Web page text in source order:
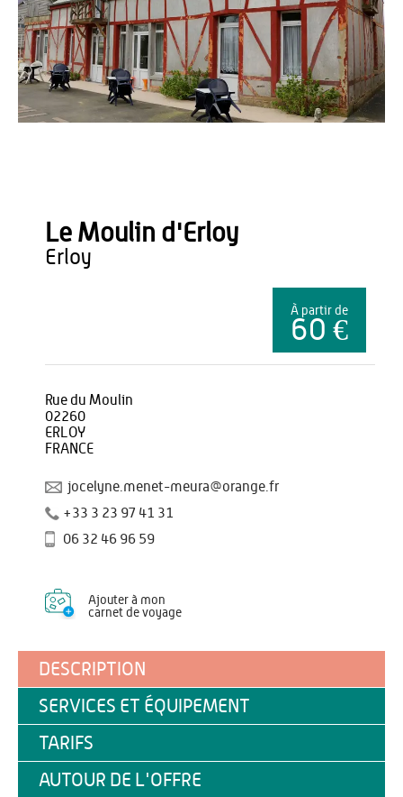
Office de Tourisme du Pays de Thiérache
Le Moulin d'Erloy
erloy
À partir de
60 €
Rue du Moulin
02260
ERLOY
FRANCE
jocelyne.menet-meura@orange.fr
+33 3 23 97 41 31
06 32 46 96 59
Ajouter à mon
carnet de voyage
DESCRIPTION
SERVICES ET ÉQUIPEMENT
TARIFS
AUTOUR DE L'OFFRE